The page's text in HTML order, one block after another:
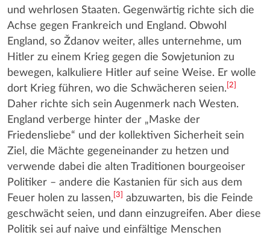
und wehrlosen Staaten. Gegenwärtig richte sich die
Achse gegen Frankreich und England. Obwohl
England, so Ždanov weiter, alles unternehme, um
Hitler zu einem Krieg gegen die Sowjetunion zu
bewegen, kalkuliere Hitler auf seine Weise. Er wolle
dort Krieg führen, wo die Schwächeren seien. 2
Daher richte sich sein Augenmerk nach Westen.
England verberge hinter der „Maske der
Friedensliebe“ und der kollektiven Sicherheit sein
Ziel, die Mächte gegeneinander zu hetzen und
verwende dabei die alten Traditionen bourgeoiser
Politiker – andere die Kastanien für sich aus dem
Feuer holen zu lassen, 3
abzuwarten, bis die Feinde
geschwächt seien, und dann einzugreifen. Aber diese
Politik sei auf naive und einfältige Menschen